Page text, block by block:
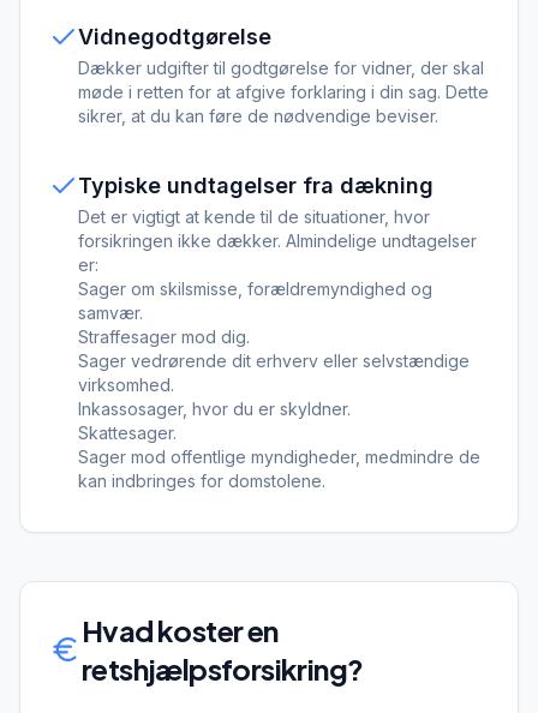
Vidnegodtgørelse
Dækker udgifter til godtgørelse for vidner, der skal
møde i retten for at afgive forklaring i din sag. Dette
sikrer, at du kan føre de nødvendige beviser.
Typiske undtagelser fra dækning
Det er vigtigt at kende til de situationer, hvor
forsikringen ikke dækker. Almindelige undtagelser
er:
Sager om skilsmisse, forældremyndighed og
samvær.
Straffesager mod dig.
Sager vedrørende dit erhverv eller selvstændige
virksomhed.
Inkassosager, hvor du er skyldner.
Skattesager.
Sager mod offentlige myndigheder, medmindre de
kan indbringes for domstolene.
Hvad koster en
retshjælpsforsikring?